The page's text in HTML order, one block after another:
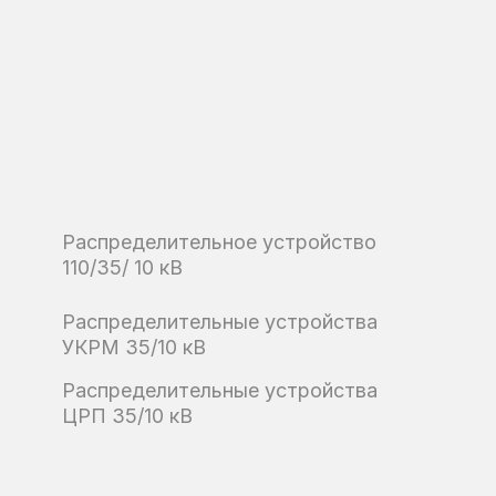
Распределительное устройство
110/35/ 10 кВ
Распределительные устройства
УКРМ 35/10 кВ
Распределительные устройства
ЦРП 35/10 кВ